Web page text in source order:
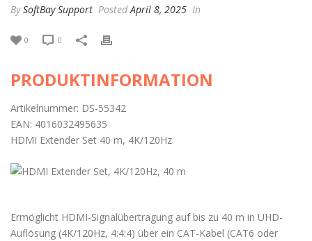
BySoftBay Support PostedApril 8, 2025 In
0 0
PRODUKTINFORMATION
Artikelnummer: DS-55342
EAN: 4016032495635
HDMI Extender Set 40 m, 4K/120Hz
Ermöglicht HDMI-Signalübertragung auf bis zu 40 m in UHD-
Auflösung (4K/120Hz, 4:4:4) über ein CAT-Kabel (CAT6 oder